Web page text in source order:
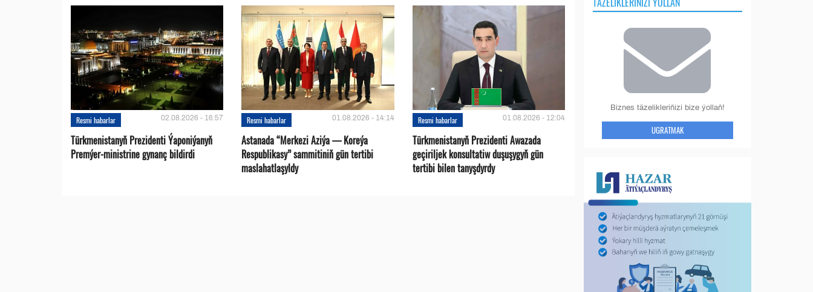
Resmi habarlar 02.08.2026 - 16:57
Türkmenistanyň Prezidenti Ýaponiýanyň
Premýer-ministrine gynanç bildirdi
Resmi habarlar 01.08.2026 - 14:14
Astanada “Merkezi Aziýa — Koreýa
Respublikasy” sammitiniň gün tertibi
maslahatlaşyldy
Resmi habarlar 01.08.2026 - 12:04
Türkmenistanyň Prezidenti Awazada
geçiriljek konsultatiw duşuşygyň gün
tertibi bilen tanyşdyrdy
Biznes täzelikleriňizi bize ýollaň!
UGRATMAK